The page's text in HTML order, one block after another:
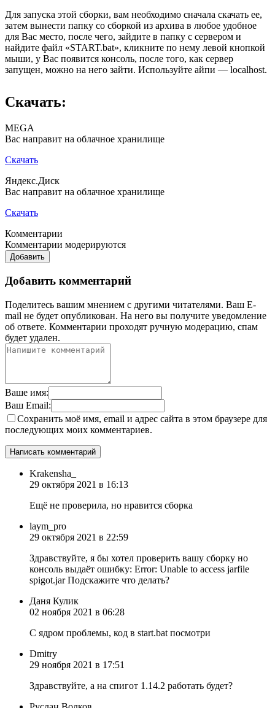
Для запуска этой сборки, вам необходимо сначала скачать ее,
затем вынести папку со сборкой из архива в любое удобное
для Вас место, после чего, зайдите в папку с сервером и
найдите файл «START.bat», кликните по нему левой кнопкой
мыши, у Вас появится консоль, после того, как сервер
запущен, можно на него зайти. Используйте айпи — localhost.
Скачать:
MEGA
Вас направит на облачное хранилище
Скачать
Яндекс.Диск
Вас направит на облачное хранилище
Скачать
Комментарии
Комментарии модерируются
Добавить
Добавить комментарий
Поделитесь вашим мнением с другими читателями. Ваш E-
mail не будет опубликован. На него вы получите уведомление
об ответе. Комментарии проходят ручную модерацию, спам
будет удален.
Ваше имя:
Ваш Email:
Сохранить моё имя, email и адрес сайта в этом браузере для
последующих моих комментариев.
Krakensha_
29 октября 2021 в 16:13
Ещё не проверила, но нравится сборка
laym_pro
29 октября 2021 в 22:59
Здравствуйте, я бы хотел проверить вашу сборку но
консоль выдаёт ошибку: Error: Unable to access jarfile
spigot.jar Подскажите что делать?
Даня Кулик
02 ноября 2021 в 06:28
С ядром проблемы, код в start.bat посмотри
Dmitry
29 ноября 2021 в 17:51
Здравствуйте, а на спигот 1.14.2 работать будет?